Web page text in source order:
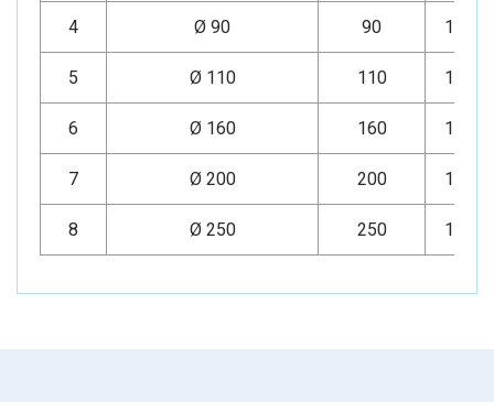
4 Ø 90 90 16
5 Ø 110 110 16
6 Ø 160 160 16
7 Ø 200 200 16
8 Ø 250 250 16